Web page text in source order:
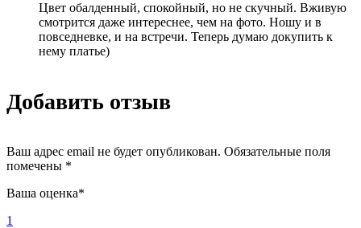
Цвет обалденный, спокойный, но не скучный. Вживую
смотрится даже интереснее, чем на фото. Ношу и в
повседневке, и на встречи. Теперь думаю докупить к
нему платье)
Добавить отзыв
Ваш адрес email не будет опубликован. Обязательные поля
помечены *
Ваша оценка*
1